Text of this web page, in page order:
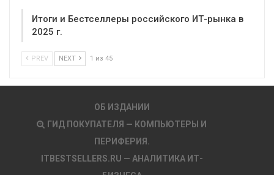
Итоги и Бестселлеры российского ИТ-рынка в
2025 г.
PREV NEXT 1 из 45
ОБ ИЗДАНИИ
ГИД ПОКУПАТЕЛЯ — КОМПЬЮТЕРЫ И
ПЕРИФЕРИЯ.
ITBESTSELLERS.RU — АНАЛИТИКА ИТ-